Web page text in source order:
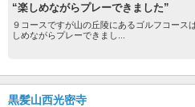
“楽しめながらプレーできました”
９コースですが山の丘陵にあるゴルフコース
しめながらプレーできまし...
黒髪山西光密寺